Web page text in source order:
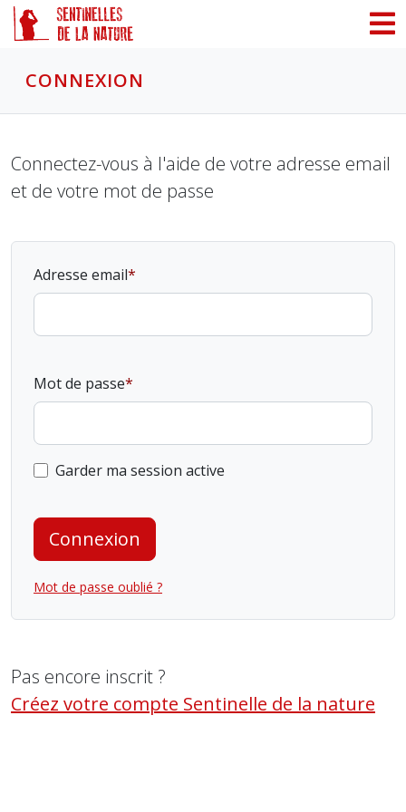
CONNEXION
Connectez-vous à l'aide de votre adresse email
et de votre mot de passe
Adresse email
Mot de passe
Garder ma session active
Connexion
Mot de passe oublié ?
Pas encore inscrit ?
Créez votre compte Sentinelle de la nature
Panneau de gestion des cookies